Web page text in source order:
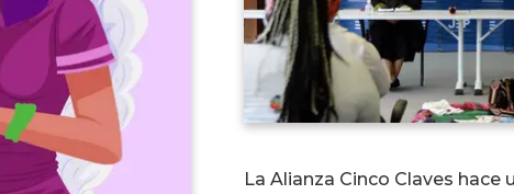
La Alianza Cinco Claves hace